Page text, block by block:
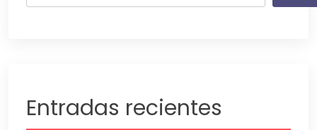
Entradas recientes